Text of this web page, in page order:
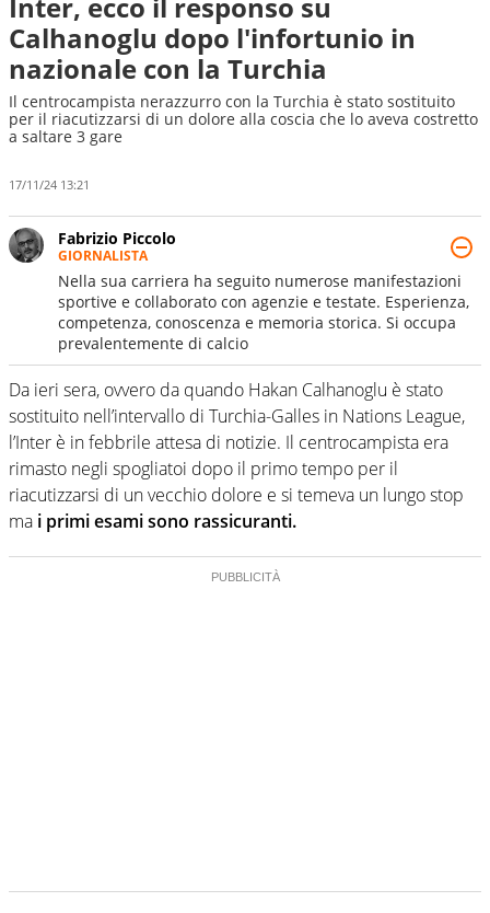
Calhanoglu dopo l'infortunio in
nazionale con la Turchia
Il centrocampista nerazzurro con la Turchia è stato sostituito
per il riacutizzarsi di un dolore alla coscia che lo aveva costretto
a saltare 3 gare
17/11/24 13:21
Fabrizio Piccolo
GIORNALISTA
Nella sua carriera ha seguito numerose manifestazioni
sportive e collaborato con agenzie e testate. Esperienza,
competenza, conoscenza e memoria storica. Si occupa
prevalentemente di calcio
Da ieri sera, ovvero da quando Hakan Calhanoglu è stato
sostituito nell’intervallo di Turchia-Galles in Nations League,
l’Inter è in febbrile attesa di notizie. Il centrocampista era
rimasto negli spogliatoi dopo il primo tempo per il
riacutizzarsi di un vecchio dolore e si temeva un lungo stop
ma i primi esami sono rassicuranti.